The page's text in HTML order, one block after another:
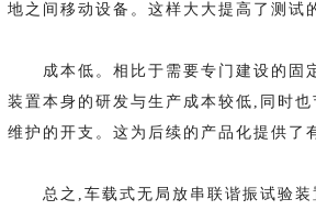
地之间移动设备。这样大大提高了测试
成本低。相比于需要专门建设的固
装置本身的研发与生产成本较低,同时
维护的开支。这为后续的产品化提供了
总之,车载式无局放串联谐振试验装